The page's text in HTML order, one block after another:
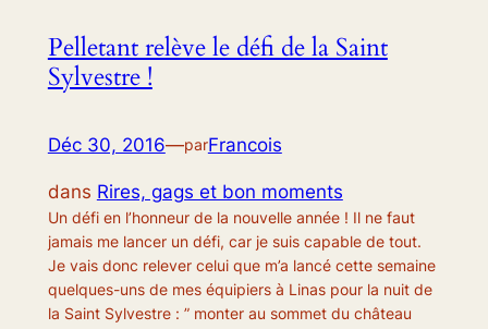
Pelletant relève le défi de la Saint
Sylvestre !
Déc 30, 2016—parFrancois
dans Rires, gags et bon moments
Un défi en l’honneur de la nouvelle année ! Il ne faut
jamais me lancer un défi, car je suis capable de tout.
Je vais donc relever celui que m’a lancé cette semaine
quelques-uns de mes équipiers à Linas pour la nuit de
la Saint Sylvestre : ” monter au sommet du château